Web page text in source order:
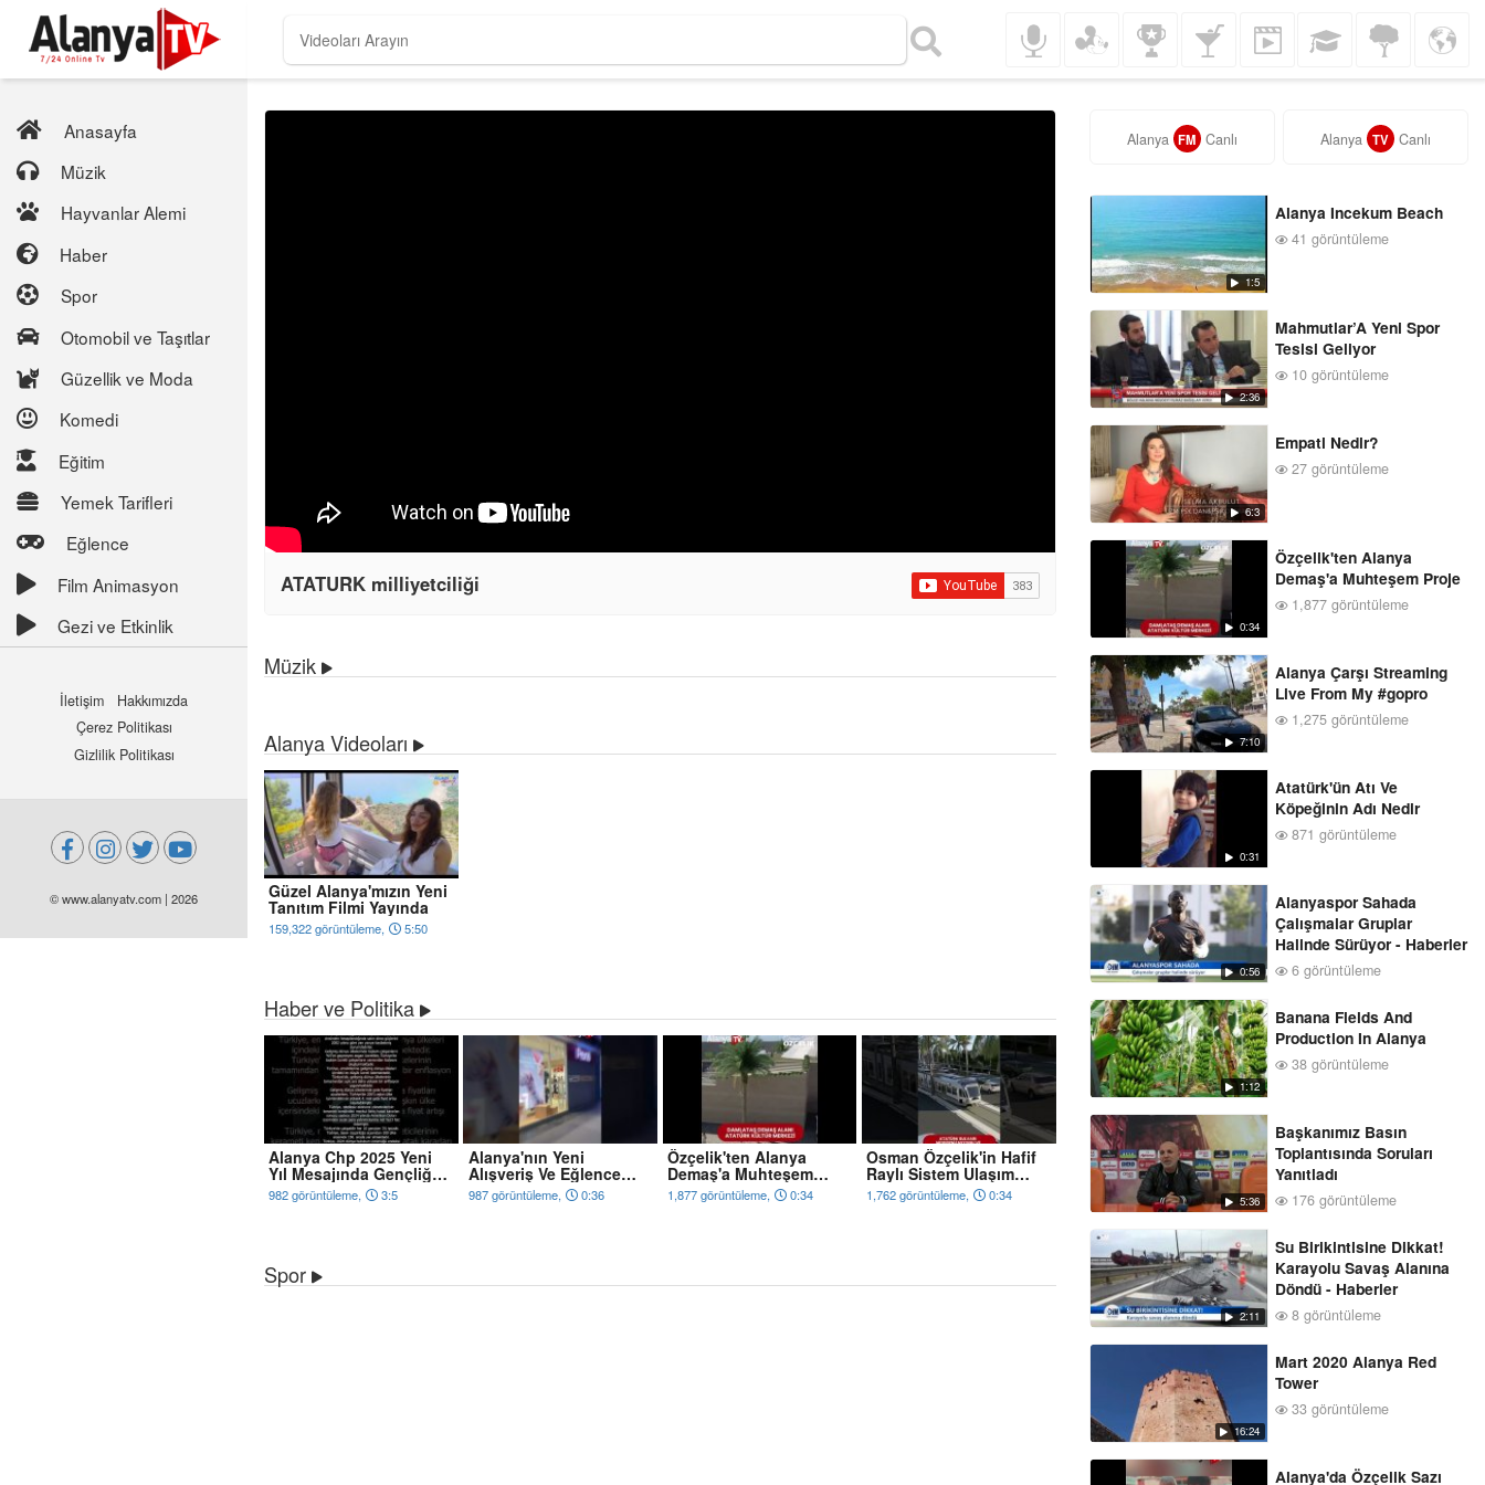
Anasayfa
Müzik
Hayvanlar Alemi
Haber
Spor
Otomobil ve Taşıtlar
Güzellik ve Moda
Komedi
Eğitim
Yemek Tarifleri
Eğlence
Film Animasyon
Gezi ve Etkinlik
İletişim
Hakkımızda
Çerez Politikası
Gizlilik Politikası
© www.alanyatv.com | 2026
ATATURK milliyetciliği
Müzik
Alanya Videoları
Güzel Alanya'mızın Yeni
Tanıtım Filmi Yayında
159,322 görüntüleme, 5:50
Haber ve Politika
Alanya Chp 2025 Yeni
Yıl Mesajında Gençliğe
Hitabe'ye Atıfta Bulundu
982 görüntüleme, 3:5
Alanya'nın Yeni
Alışveriş Ve Eğlence
Merkezi Kapılarını
Açıyor
987 görüntüleme, 0:36
Özçelik'ten Alanya
Demaş'a Muhteşem
Proje
1,877 görüntüleme, 0:34
Osman Özçelik'in Hafif
Raylı Sistem Ulaşım
Projesi
1,762 görüntüleme, 0:34
Spor
Alanya FM Canlı Alanya TV Canlı
1:5
Alanya Incekum Beach
41 görüntüleme
2:36
Mahmutlar’A Yeni Spor
Tesisi Geliyor
10 görüntüleme
6:3
Empati Nedir?
27 görüntüleme
0:34
Özçelik'ten Alanya
Demaş'a Muhteşem Proje
1,877 görüntüleme
7:10
Alanya Çarşı Streaming
Live From My #gopro
1,275 görüntüleme
0:31
Atatürk'ün Atı Ve
Köpeğinin Adı Nedir
871 görüntüleme
0:56
Alanyaspor Sahada
Çalışmalar Gruplar
Halinde Sürüyor - Haberler
6 görüntüleme
1:12
Banana Fields And
Production In Alanya
38 görüntüleme
5:36
Başkanımız Basın
Toplantısında Soruları
Yanıtladı
176 görüntüleme
2:11
Su Birikintisine Dikkat!
Karayolu Savaş Alanına
Döndü - Haberler
8 görüntüleme
16:24
Mart 2020 Alanya Red
Tower
33 görüntüleme
Alanya'da Özçelik Sazı